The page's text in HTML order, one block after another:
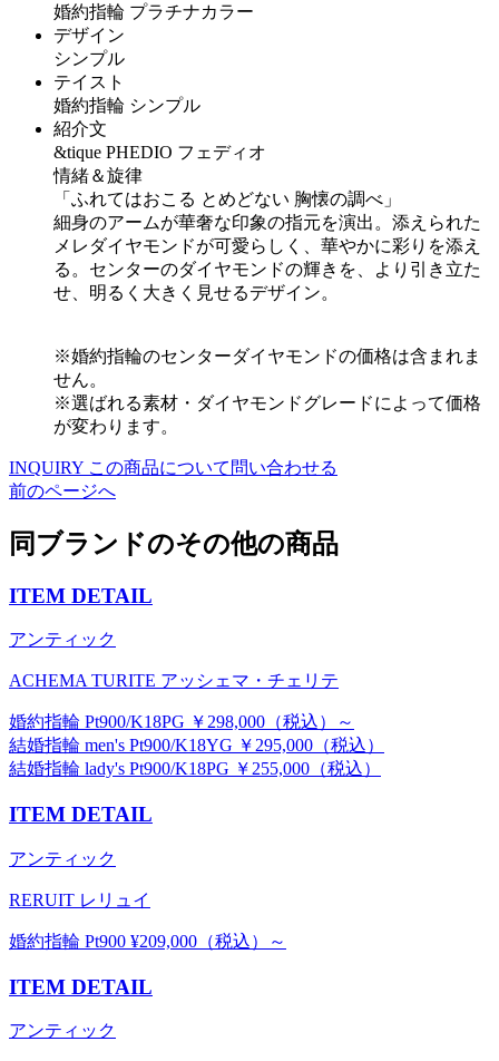
婚約指輪 プラチナカラー
デザイン
シンプル
テイスト
婚約指輪 シンプル
紹介文
&tique PHEDIO フェディオ
情緒＆旋律
「ふれてはおこる とめどない 胸懐の調べ」
細身のアームが華奢な印象の指元を演出。添えられた
メレダイヤモンドが可愛らしく、華やかに彩りを添え
る。センターのダイヤモンドの輝きを、より引き立た
せ、明るく大きく見せるデザイン。
※婚約指輪のセンターダイヤモンドの価格は含まれま
せん。
※選ばれる素材・ダイヤモンドグレードによって価格
が変わります。
INQUIRY この商品について問い合わせる
前のページへ
同ブランドのその他の商品
ITEM DETAIL
アンティック
ACHEMA TURITE アッシェマ・チェリテ
婚約指輪 Pt900/K18PG ￥298,000（税込）～
結婚指輪 men's Pt900/K18YG ￥295,000（税込）
結婚指輪 lady's Pt900/K18PG ￥255,000（税込）
ITEM DETAIL
アンティック
RERUIT レリュイ
婚約指輪 Pt900 ¥209,000（税込）～
ITEM DETAIL
アンティック